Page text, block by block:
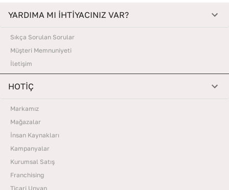
YARDIMA MI İHTİYACINIZ VAR?
Sıkça Sorulan Sorular
Müşteri Memnuniyeti
İletişim
HOTİÇ
Markamız
Mağazalar
İnsan Kaynakları
Kampanyalar
Kurumsal Satış
Franchising
Ticari Unvan